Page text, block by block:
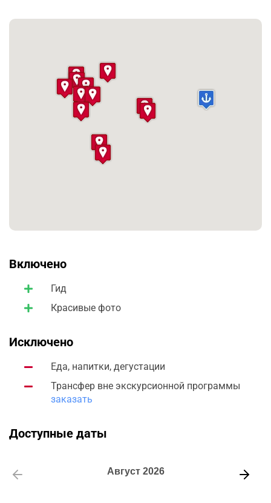
Включено
Гид
Красивые фото
Исключено
Еда, напитки, дегустации
Трансфер вне экскурсионной программы
заказать
Доступные даты
Август 2026